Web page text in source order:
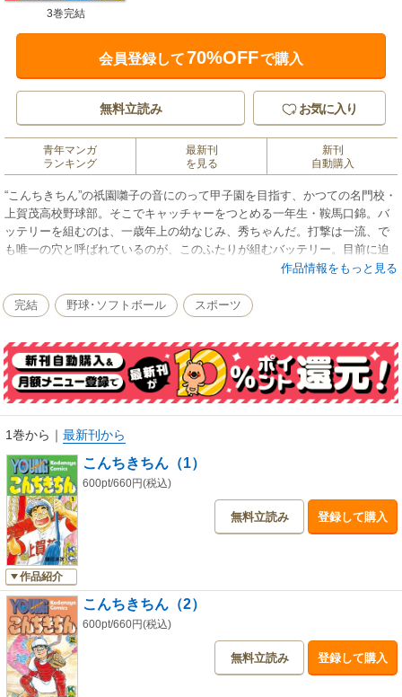
3巻完結
会員登録して70%OFFで購入
無料立読み お気に入り
青年マンガ
ランキング
最新刊
を見る
新刊
自動購入
“こんちきちん”の祇園囃子の音にのって甲子園を目指す、かつての名門校・
上賀茂高校野球部。そこでキャッチャーをつとめる一年生・鞍馬口錦。バ
ッテリーを組むのは、一歳年上の幼なじみ、秀ちゃんだ。打撃は一流、で
も唯一の穴と呼ばれているのが、このふたりが組むバッテリー。目前に迫
った京都地区予選に向け、あれやこれやと策を練る錦だが……。京都の熱
作品情報をもっと見る
完結 野球･ソフトボール スポーツ
1巻から ｜ 最新刊から
作品紹介
こんちきちん（1）
600pt/660円(税込)
無料立読み 登録して購入
こんちきちん（2）
600pt/660円(税込)
無料立読み 登録して購入